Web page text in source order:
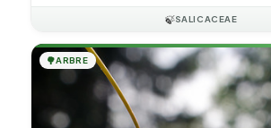
🍃SALICACEAE
🌳ARBRE